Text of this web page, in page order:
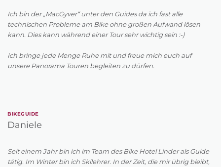
Ich bin der „MacGyver“ unter den Guides da ich fast alle
technischen Probleme am Bike ohne großen Aufwand lösen
kann. Dies kann während einer Tour sehr wichtig sein :-)
Ich bringe jede Menge Ruhe mit und freue mich euch auf
unsere Panorama Touren begleiten zu dürfen.
BIKEGUIDE
Daniele
Seit einem Jahr bin ich im Team des Bike Hotel Linder als Guide
tätig. Im Winter bin ich Skilehrer. In der Zeit, die mir übrig bleibt,